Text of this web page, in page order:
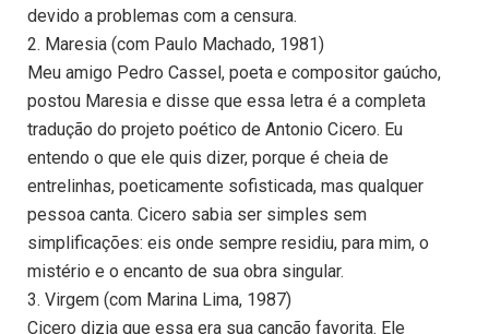
devido a problemas com a censura.
2. Maresia (com Paulo Machado, 1981)
Meu amigo Pedro Cassel, poeta e compositor gaúcho,
postou Maresia e disse que essa letra é a completa
tradução do projeto poético de Antonio Cicero. Eu
entendo o que ele quis dizer, porque é cheia de
entrelinhas, poeticamente sofisticada, mas qualquer
pessoa canta. Cicero sabia ser simples sem
simplificações: eis onde sempre residiu, para mim, o
mistério e o encanto de sua obra singular.
3. Virgem (com Marina Lima, 1987)
Cicero dizia que essa era sua canção favorita. Ele